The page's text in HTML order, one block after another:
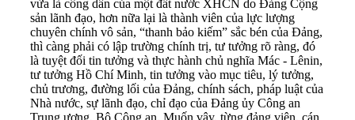
vừa là công dân của một đất nước XHCN do Đảng Cộng
sản lãnh đạo, hơn nữa lại là thành viên của lực lượng
chuyên chính vô sản, “thanh bảo kiếm” sắc bén của Đảng,
thì càng phải có lập trường chính trị, tư tưởng rõ ràng, đó
là tuyệt đối tin tưởng và thực hành chủ nghĩa Mác - Lênin,
tư tưởng Hồ Chí Minh, tin tưởng vào mục tiêu, lý tưởng,
chủ trương, đường lối của Đảng, chính sách, pháp luật của
Nhà nước, sự lãnh đạo, chỉ đạo của Đảng ủy Công an